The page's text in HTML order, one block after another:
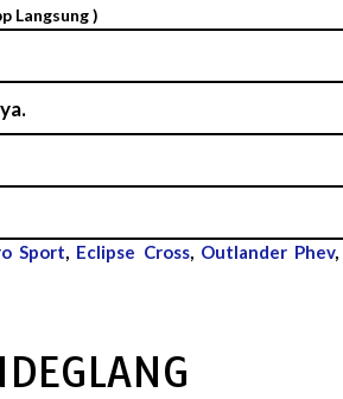
Langsung )
Sport, Eclipse Cross, Outlander Phev,